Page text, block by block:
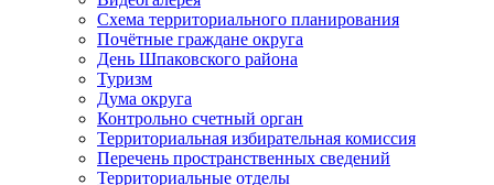
Схема территориального планирования
Почётные граждане округа
День Шпаковского района
Туризм
Дума округа
Контрольно счетный орган
Территориальная избирательная комиссия
Перечень пространственных сведений
Территориальные отделы